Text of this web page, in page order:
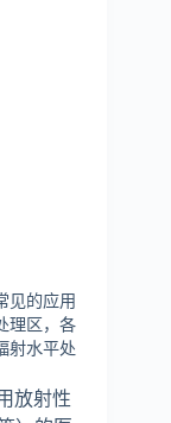
见的应用
理区，各
射水平处
放射性